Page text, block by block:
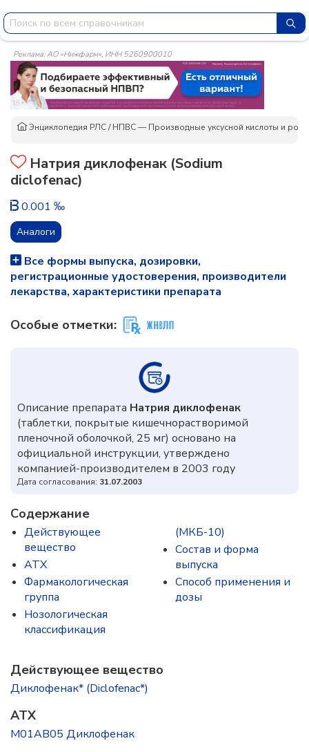
Реклама: АО «Нижфарм», ИНН 5260900010
Энциклопедия РЛС/НПВС — Производные уксусной кислоты и
Натрия диклофенак (Sodium
diclofenac)
0.001 ‰
Аналоги
Все формы выпуска, дозировки,
регистрационные удостоверения, производители
лекарства, характеристики препарата
Особые отметки:
Описание препарата Натрия диклофенак
(таблетки, покрытые кишечнорастворимой
пленочной оболочкой, 25 мг) основано на
официальной инструкции, утверждено
компанией-производителем в 2003 году
Дата согласования: 31.07.2003
Содержание
Действующее
вещество
ATX
Фармакологическая
группа
Нозологическая
классификация
(МКБ-10)
Состав и форма
выпускa
Способ применения и
дозы
Действующее вещество
Диклофенак* (Diclofenac*)
ATX
M01AB05 Диклофенак